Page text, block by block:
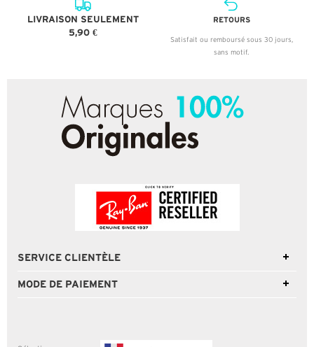
LIVRAISON SEULEMENT
5,90 €
RETOURS
Satisfait ou remboursé sous 30 jours,
sans motif.
SERVICE CLIENTÈLE
MODE DE PAIEMENT